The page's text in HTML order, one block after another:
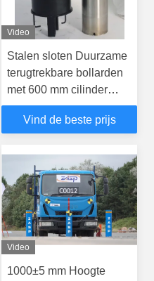
Video
Stalen sloten Duurzame
terugtrekbare bollarden
met 600 mm cilinder
onderscheiden hoogte
en 350 mm fundering
Vind de beste prijs
Video
1000±5 mm Hoogte